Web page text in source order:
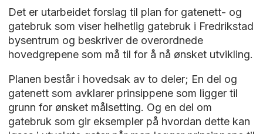
Det er utarbeidet forslag til plan for gatenett- og
gatebruk som viser helhetlig gatebruk i Fredrikstad
bysentrum og beskriver de overordnede
hovedgrepene som må til for å nå ønsket utvikling.
Planen består i hovedsak av to deler; En del og
gatenett som avklarer prinsippene som ligger til
grunn for ønsket målsetting. Og en del om
gatebruk som gir eksempler på hvordan dette kan